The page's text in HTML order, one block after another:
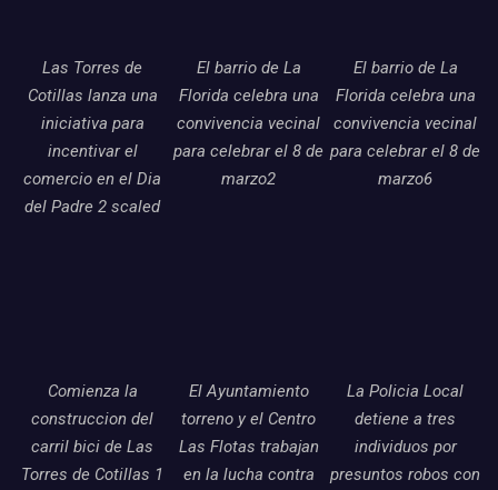
Las Torres de
Cotillas lanza una
iniciativa para
incentivar el
comercio en el Dia
del Padre 2 scaled
El barrio de La
Florida celebra una
convivencia vecinal
para celebrar el 8 de
marzo2
El barrio de La
Florida celebra una
convivencia vecinal
para celebrar el 8 de
marzo6
Comienza la
construccion del
carril bici de Las
Torres de Cotillas 1
El Ayuntamiento
torreno y el Centro
Las Flotas trabajan
en la lucha contra
La Policia Local
detiene a tres
individuos por
presuntos robos con